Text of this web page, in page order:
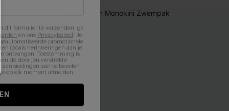
dit formulier te verzenden, ga
en ons Privacybeleid. Je
promotionele
(zoals herinneringen aan je
ontvangen. Toestemming is
de door jou verstrekte
aanbiedingen aan te bevelen
op elk moment afmelden.